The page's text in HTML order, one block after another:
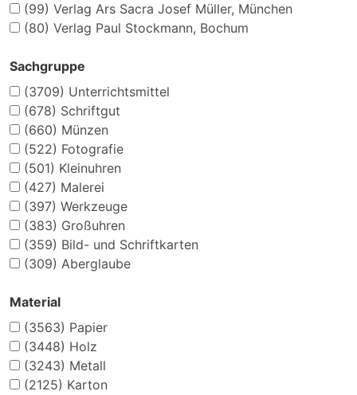
(99) Verlag Ars Sacra Josef Müller, München
(80) Verlag Paul Stockmann, Bochum
Sachgruppe
(3709) Unterrichtsmittel
(678) Schriftgut
(660) Münzen
(522) Fotografie
(501) Kleinuhren
(427) Malerei
(397) Werkzeuge
(383) Großuhren
(359) Bild- und Schriftkarten
(309) Aberglaube
Material
(3563) Papier
(3448) Holz
(3243) Metall
(2125) Karton